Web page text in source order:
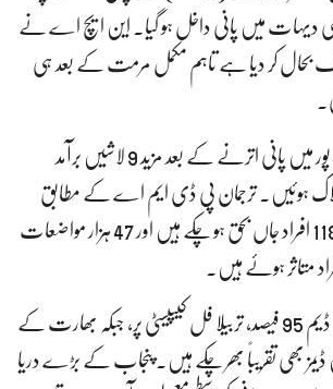
دیہات میں پانی داخل ہو گیا۔ این ایچ اے نے
بحال کر دیا ہے تاہم مکمل مرمت کے بعد ہی
مظفرگڑھ کی تحصیل علی پور میں پانی اترنے کے بعد مزید 9 لاشیں برآمد
ہوئیں۔ ترجمان پی ڈی ایم اے کے مطابق
پنجاب میں اب تک 118 افراد جاں بحق ہو چکے ہیں اور 47 ہزار مواضعات
انہوں نے بتایا کہ منگلا ڈیم 95 فیصد، تربیلا فل کیپیسٹی پر، جبکہ بھارت کے
ڈیمز بھی تقریباً بھر چکے ہیں۔ پنجاب کے بڑے دریا